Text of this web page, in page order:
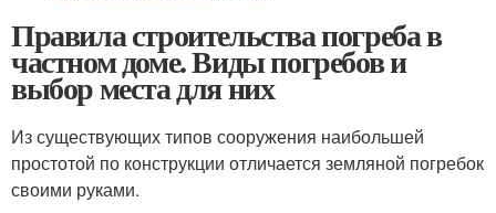
Правила строительства погреба в
частном доме. Виды погребов и
выбор места для них
Из существующих типов сооружения наибольшей
простотой по конструкции отличается земляной погребок
своими руками.